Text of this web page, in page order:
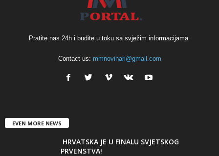
Pratite nas 24h i budite u toku sa svježim informacijama.
Contact us: mmnovinari@gmail.com
EVEN MORE NEWS
HRVATSKA JE U FINALU SVJETSKOG
PRVENSTVA!